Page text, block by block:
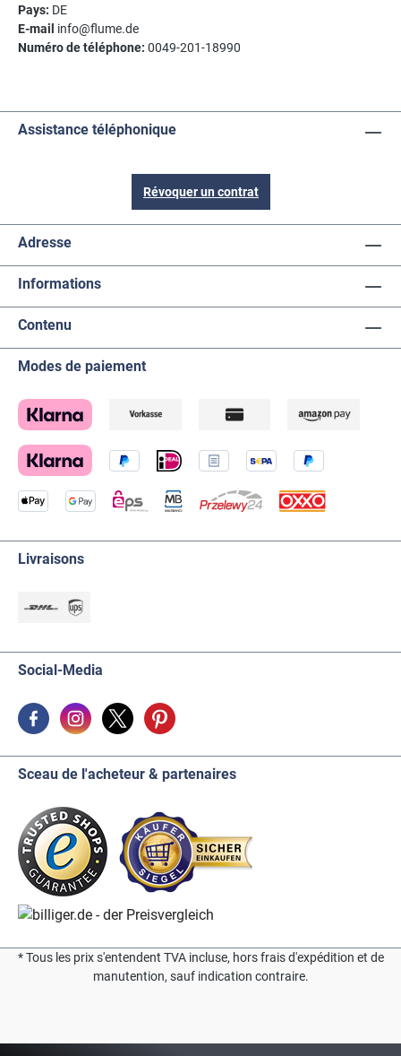
Pays: DE
E-mail info@flume.de
Numéro de téléphone: 0049-201-18990
Assistance téléphonique
Révoquer un contrat
Adresse
Informations
Contenu
Modes de paiement
Livraisons
Social-Media
Sceau de l'acheteur & partenaires
* Tous les prix s'entendent TVA incluse, hors frais d'expédition et de
manutention, sauf indication contraire.